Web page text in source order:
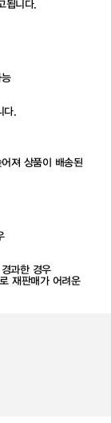
됩니다.
.
져 상품이 배송된
과한 경우
재판매가 어려운